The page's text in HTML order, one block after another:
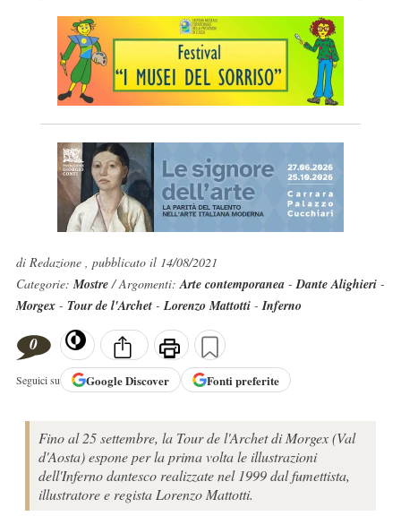
di Redazione , pubblicato il 14/08/2021
Categorie:Mostre/ Argomenti:Arte contemporanea-Dante Alighieri-
Morgex- Tour de l'Archet-Lorenzo Mattotti-Inferno
0
Seguici su GoogleDiscover Fonti preferite
Fino al 25 settembre, la Tour de l'Archet di Morgex (Val
d'Aosta) espone per la prima volta le illustrazioni
dell'Inferno dantesco realizzate nel 1999 dal fumettista,
illustratore e regista Lorenzo Mattotti.